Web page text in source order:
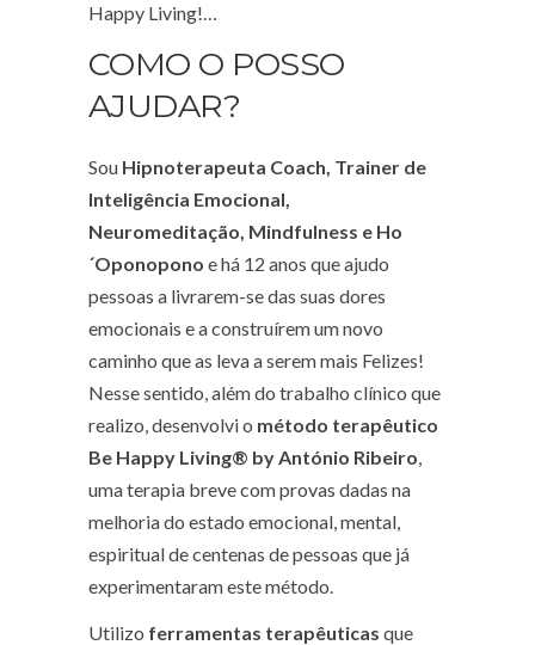
Happy Living!…
COMO O POSSO
AJUDAR?
Sou Hipnoterapeuta Coach, Trainer de
Inteligência Emocional,
Neuromeditação, Mindfulness e Ho
´Oponopono e há 12 anos que ajudo
pessoas a livrarem-se das suas dores
emocionais e a construírem um novo
caminho que as leva a serem mais Felizes!
Nesse sentido, além do trabalho clínico que
realizo, desenvolvi o método terapêutico
Be Happy Living® by António Ribeiro,
uma terapia breve com provas dadas na
melhoria do estado emocional, mental,
espiritual de centenas de pessoas que já
experimentaram este método.
Utilizo ferramentas terapêuticas que